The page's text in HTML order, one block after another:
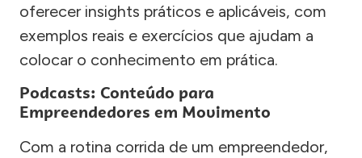
oferecer insights práticos e aplicáveis, com
exemplos reais e exercícios que ajudam a
colocar o conhecimento em prática.
Podcasts: Conteúdo para
Empreendedores em Movimento
Com a rotina corrida de um empreendedor,